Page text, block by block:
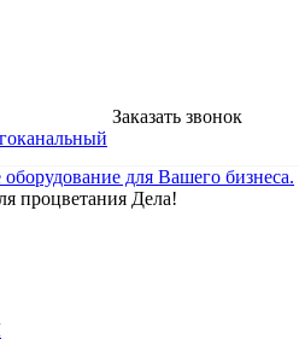
Заказать звонок
процветания Дела!